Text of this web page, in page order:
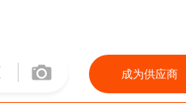
成为供应商